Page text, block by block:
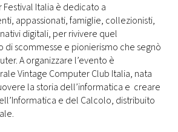
Italia è dedicato a
appassionati, famiglie, collezionisti,
digitali, per rivivere quel
scommesse e pionierismo che segnò
A organizzare l’evento è
Vintage Computer Club Italia, nata
la storia dell’informatica e creare
e del Calcolo, distribuito